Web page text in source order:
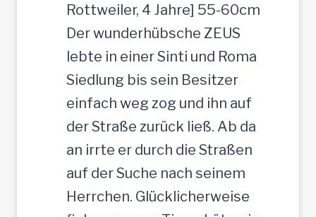
t
e
r
J
u
n
g
-
R
ü
Rottweiler, 4 Jahre] 55-60cm
Der wunderhübsche ZEUS
lebte in einer Sinti und Roma
Siedlung bis sein Besitzer
einfach weg zog und ihn auf
der Straße zurück ließ. Ab da
an irrte er durch die Straßen
auf der Suche nach seinem
Herrchen. Glücklicherweise